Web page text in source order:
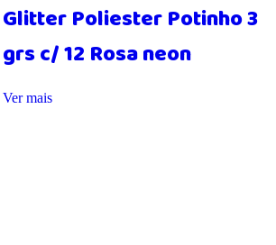
Glitter Poliester Potinho 3
grs c/ 12 Rosa neon
Ver mais